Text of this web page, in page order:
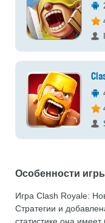
Особенности
Игра Clash Royale:
Стратегии и